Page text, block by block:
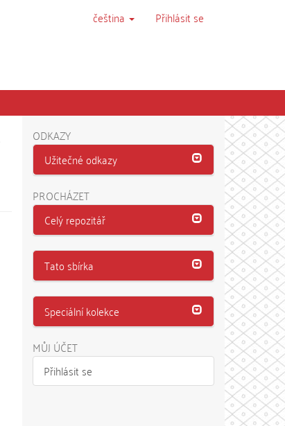
čeština Přihlásit se
ODKAZY
Užitečné odkazy
PROCHÁZET
Celý repozitář
Tato sbírka
Speciální kolekce
MŮJ ÚČET
Přihlásit se